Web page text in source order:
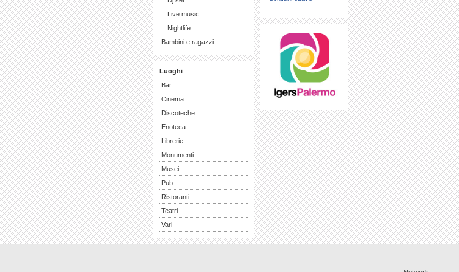
Live music
Nightlife
Bambini e ragazzi
Luoghi
Bar
Cinema
Discoteche
Enoteca
Librerie
Monumenti
Musei
Pub
Ristoranti
Teatri
Vari